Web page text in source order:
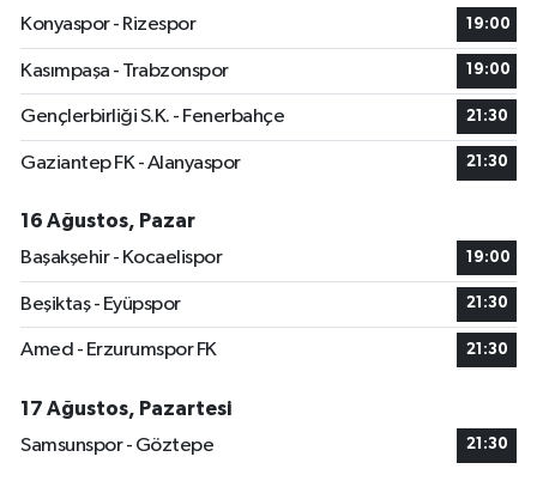
Konyaspor - Rizespor
19:00
Kasımpaşa - Trabzonspor 19:00
Gençlerbirliği S.K. - Fenerbahçe 21:30
Gaziantep FK - Alanyaspor 21:30
16 Ağustos, Pazar
Başakşehir - Kocaelispor
19:00
Beşiktaş - Eyüpspor 21:30
Amed - Erzurumspor FK 21:30
17 Ağustos, Pazartesi
Samsunspor - Göztepe
21:30